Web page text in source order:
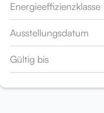
Energieeffizienzklasse
Ausstellungsdatum
Gültig bis